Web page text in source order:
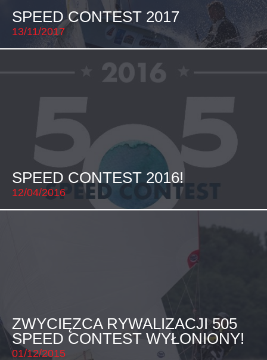
SPEED CONTEST 2017
13/11/2017
SPEED CONTEST 2016!
12/04/2016
ZWYCIĘZCA RYWALIZACJI 505
SPEED CONTEST WYŁONIONY!
01/12/2015